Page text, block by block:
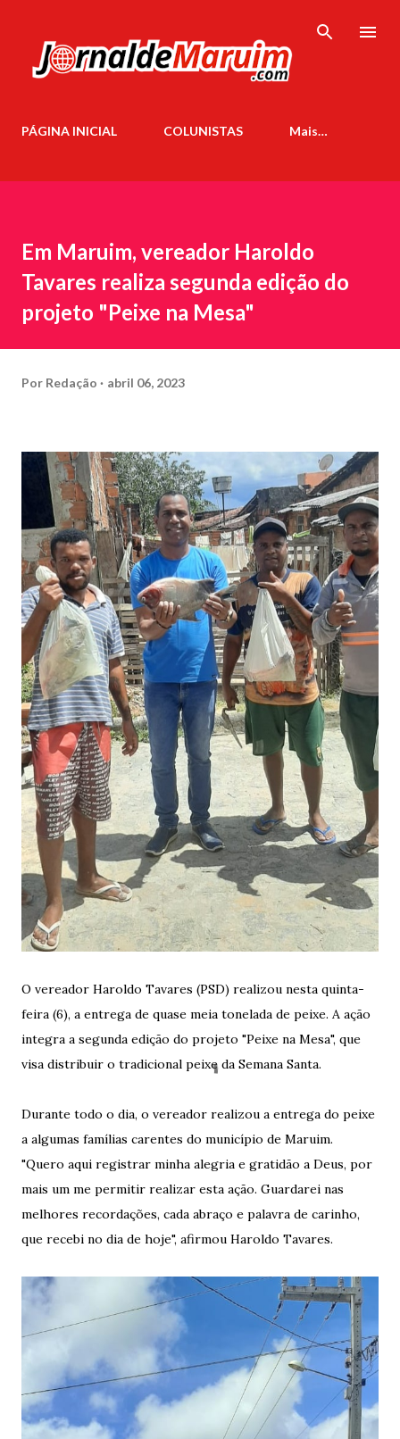
PÁGINA INICIAL COLUNISTAS Mais…
Em Maruim, vereador Haroldo
Tavares realiza segunda edição do
projeto "Peixe na Mesa"
Por Redação abril 06, 2023
O vereador Haroldo Tavares (PSD) realizou nesta quinta-
feira (6), a entrega de quase meia tonelada de peixe. A ação
integra a segunda edição do projeto "Peixe na Mesa", que
visa distribuir o tradicional peixe da Semana Santa.
Durante todo o dia, o vereador realizou a entrega do peixe
a algumas famílias carentes do município de Maruim.
"Quero aqui registrar minha alegria e gratidão a Deus, por
mais um me permitir realizar esta ação. Guardarei nas
melhores recordações, cada abraço e palavra de carinho,
que recebi no dia de hoje", afirmou Haroldo Tavares.